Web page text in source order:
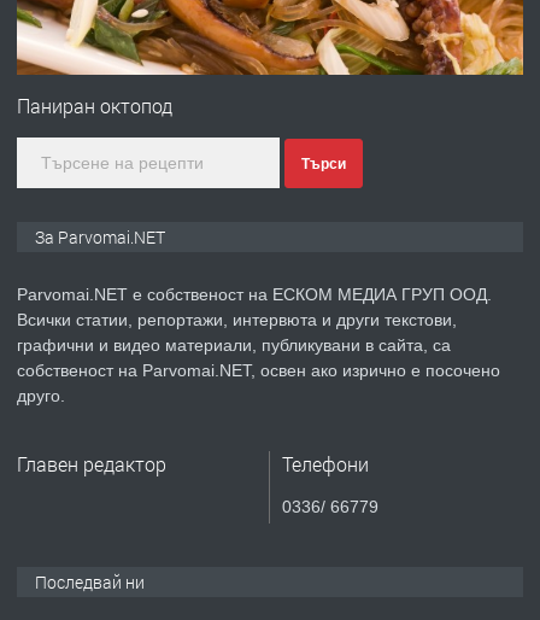
Войвода"
Монтажник на малки детайли за
медицинската индустрия
ПРЕДЛАГА Уроци по Математика
Паниран октопод
Търси
За Parvomai.NET
Parvomai.NET е собственост на ЕСКОМ МЕДИА ГРУП ООД.
Всички статии, репортажи, интервюта и други текстови,
графични и видео материали, публикувани в сайта, са
собственост на Parvomai.NET, освен ако изрично е посочено
друго.
Главен редактор Телефони
0336/ 66779
Последвай ни